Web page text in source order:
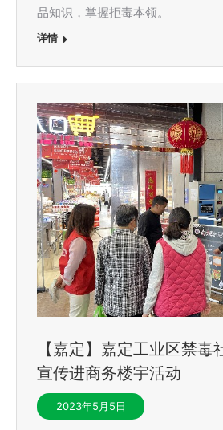
品知识，掌握拒毒本领。
详情
【嘉定】嘉定工业区禁毒
宣传进商务楼宇活动
2023年5月5日